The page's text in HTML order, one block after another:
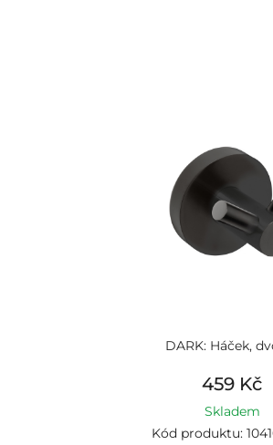
DARK: Háček,
459 Kč
Skladem
Kód produktu: